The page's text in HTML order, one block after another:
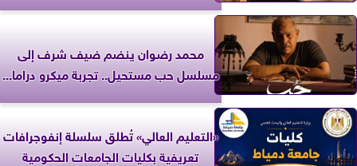
محمد رضوان ينضم ضيف شرف إلى
مسلسل حب مستحيل.. تجربة ميكرو دراما...
«التعليم العالي» تُطلق سلسلة إنفوجرافات
تعريفية بكليات الجامعات الحكومية